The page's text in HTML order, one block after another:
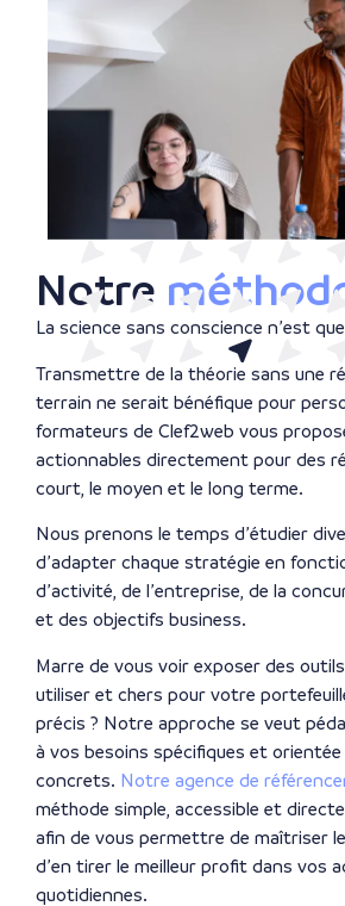
Notre
La science sans conscience n’est
Transmettre de la théorie sans une
terrain ne serait bénéfique pour
formateurs de Clef2web vous
actionnables directement pour des
court, le moyen et le long terme.
Nous prenons le temps d’étudier
d’adapter chaque stratégie en
d’activité, de l’entreprise, de la
et des objectifs business.
Marre de vous voir exposer des
utiliser et chers pour votre
précis ? Notre approche se veut
à vos besoins spécifiques et
concrets. Notre agence de
méthode simple , accessible et
afin de vous permettre de maîtriser
d’en tirer le meilleur profit dans vos
quotidiennes.